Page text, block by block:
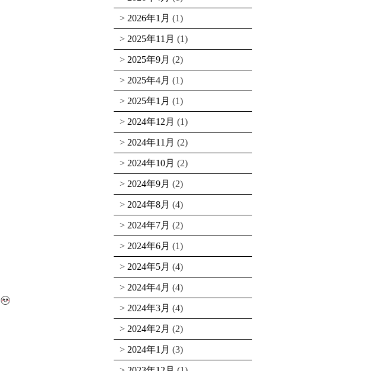
2026年1月 (1)
2025年11月 (1)
2025年9月 (2)
2025年4月 (1)
2025年1月 (1)
2024年12月 (1)
2024年11月 (2)
2024年10月 (2)
2024年9月 (2)
2024年8月 (4)
2024年7月 (2)
2024年6月 (1)
2024年5月 (4)
2024年4月 (4)
2024年3月 (4)
2024年2月 (2)
2024年1月 (3)